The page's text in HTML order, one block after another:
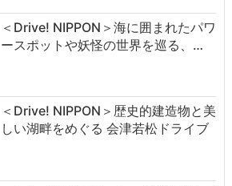
＜Drive! NIPPON＞海に囲まれたパワ
ースポットや妖怪の世界を巡る、…
＜Drive! NIPPON＞歴史的建造物と美
しい湖畔をめぐる 会津若松ドライブ